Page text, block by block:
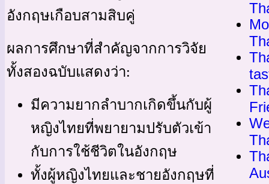
อังกฤษเกือบสามสิบคู่
ผลการศึกษาที่สำคัญจากการวิจัย
ทั้งสองฉบับแสดงว่า:
มีความยากลำบากเกิดขึ้นกับผู้
หญิงไทยที่พยายามปรับตัวเข้า
กับการใช้ชีวิตในอังกฤษ
ทั้งผู้หญิงไทยและชายอังกฤษที่